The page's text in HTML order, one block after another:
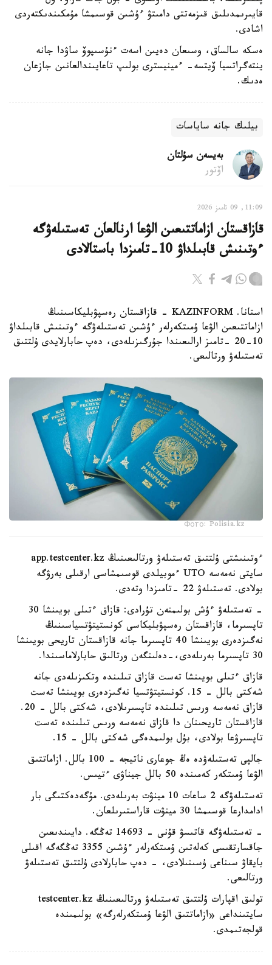
قايىرىمدىلىق قىزمەتتى دامىتۋ ءۇشىن قوسىمشا مۇمكىندىكتەردى
اشادى.
ەسكە سالساق، وسىعان دەيىن اسەت ءنۇسىپوۆ ساۋدا جانە
ينتەگراتسيا ۆيتسە- ءمينيسترى بولىپ تاعايىندالعانىن جازعان
ەدىك.
بيلىك جانە ساياسات
بەيسەن سۇلتان
اۆتور
11:09, 09 تامىز 2026
قازاقستان ازاماتتىعىن الۋعا ارنالعان تەستىلەۋگە
ءوتىنىش قابىلداۋ 10-تامىزدا باستالادى
استانا. KAZINFORM - قازاقستان رەسپۋبليكاسىنىڭ
ازاماتتىعىن الۋعا ۇمىتكەرلەر ءۇشىن تەستىلەۋگە ءوتىنىش قابىلداۋ
10-20 -تامىز ارالىعىندا جۇرگىزىلەدى، دەپ حابارلايدى ۇلتتىق
تەستىلەۋ ورتالىعى.
Фото: Polisia.kz
ءوتىنىشتى ۇلتتىق تەستىلەۋ ورتالىعىنىڭ app.testcenter.kz
سايتى نەمەسە UTO ءموبيلدى قوسىمشاسى ارقىلى بەرۋگە
بولادى. تەستىلەۋ 22 -تامىزدا وتەدى.
- تەستىلەۋ ءۇش بولىمنەن تۇرادى: قازاق ءتىلى بويىنشا 30
تاپسىرما، قازاقستان رەسپۋبليكاسى كونستيتۋتسياسىنىڭ
نەگىزدەرى بويىنشا 40 تاپسىرما جانە قازاقستان تاريحى بويىنشا
30 تاپسىرما بەرىلەدى،-دەلىنگەن ورتالىق حابارلاماسىندا.
قازاق ءتىلى بويىنشا تەست قازاق تىلىندە وتكىزىلەدى جانە
شەكتى بالل - 15. كونستيتۋتسيا نەگىزدەرى بويىنشا تەست
قازاق نەمەسە ورىس تىلىندە تاپسىرىلادى، شەكتى بالل - 20.
قازاقستان تاريحىنان دا قازاق نەمەسە ورىس تىلىندە تەست
تاپسىرۋعا بولادى، بۇل بولىمدەگى شەكتى بالل - 15.
جالپى تەستىلەۋدە ەڭ جوعارى ناتيجە - 100 بالل. ازاماتتىق
الۋعا ۇمىتكەر كەمىندە 50 بالل جيناۋى ءتيىس.
تەستىلەۋگە 2 ساعات 10 مينۋت بەرىلەدى. مۇگەدەكتىگى بار
ادامدارعا قوسىمشا 30 مينۋت قاراستىرىلعان.
- تەستىلەۋگە قاتىسۋ قۇنى - 14693 تەڭگە. دايىندىعىن
جاقسارتقىسى كەلەتىن ۇمىتكەرلەر ءۇشىن 3355 تەڭگەگە اقىلى
بايقاۋ سىناعى ۇسىنىلادى، - دەپ حابارلادى ۇلتتىق تەستىلەۋ
ورتالىعى.
تولىق اقپارات ۇلتتىق تەستىلەۋ ورتالىعىنىڭ testcenter.kz
سايتىنداعى «ازاماتتىق الۋعا ۇمىتكەرلەرگە» بولىمىندە
قولجەتىمدى.